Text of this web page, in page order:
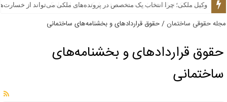
وکیل ملکی؛ چرا انتخاب یک متخصص در پرونده‌های ملکی می‌تواند از
مجله حقوقی ساختمان/حقوق قراردادهای و بخشنامه‌های ساختمانی
حقوق قراردادهای و بخشنامه‌های
ساختمانی